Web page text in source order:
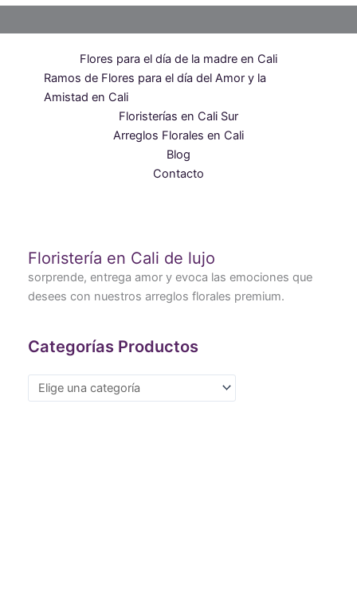
Flores para el día de la madre en Cali
Ramos de Flores para el día del Amor y la
Amistad en Cali
Floristerías en Cali Sur
Arreglos Florales en Cali
Blog
Contacto
Floristería en Cali de lujo
sorprende, entrega amor y evoca las emociones que
desees con nuestros arreglos florales premium.
Categorías Productos